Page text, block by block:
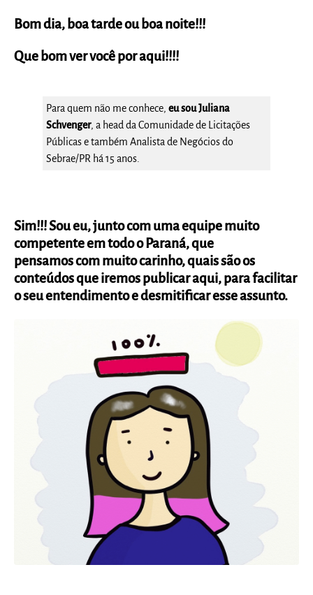
Bom dia, boa tarde ou boa noite!!!
Que bom ver você por aqui!!!!
Para quem não me conhece, eu sou Juliana
Schvenger, a head da Comunidade de Licitações
Públicas e também Analista de Negócios do
Sebrae/PR há 15 anos.
Sim!!! Sou eu, junto com uma equipe muito
competente em todo o Paraná, que
pensamos com muito carinho, quais são os
conteúdos que iremos publicar aqui, para facilitar
o seu entendimento e desmitificar esse assunto.